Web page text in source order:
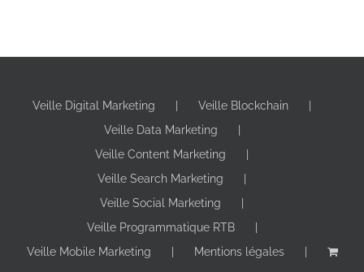
Veille Digital Marketing
Veille Blockchain
Veille Data Marketing
Veille Content Marketing
Veille Search Marketing
Veille Social Marketing
Veille Programmatique RTB
Veille Mobile Marketing
Mentions légales